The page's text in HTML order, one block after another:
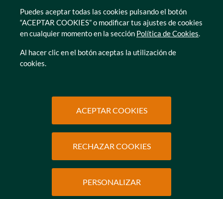
© Caser Residencial 2026
SOLICITAR
INFORMACIÓN
Puedes aceptar todas las cookies pulsando el botón
“ACEPTAR COOKIES” o modificar tus ajustes de cookies
en cualquier momento en la sección Política de Cookies.
Al hacer clic en el botón aceptas la utilización de
cookies.
ACEPTAR COOKIES
RECHAZAR COOKIES
PERSONALIZAR